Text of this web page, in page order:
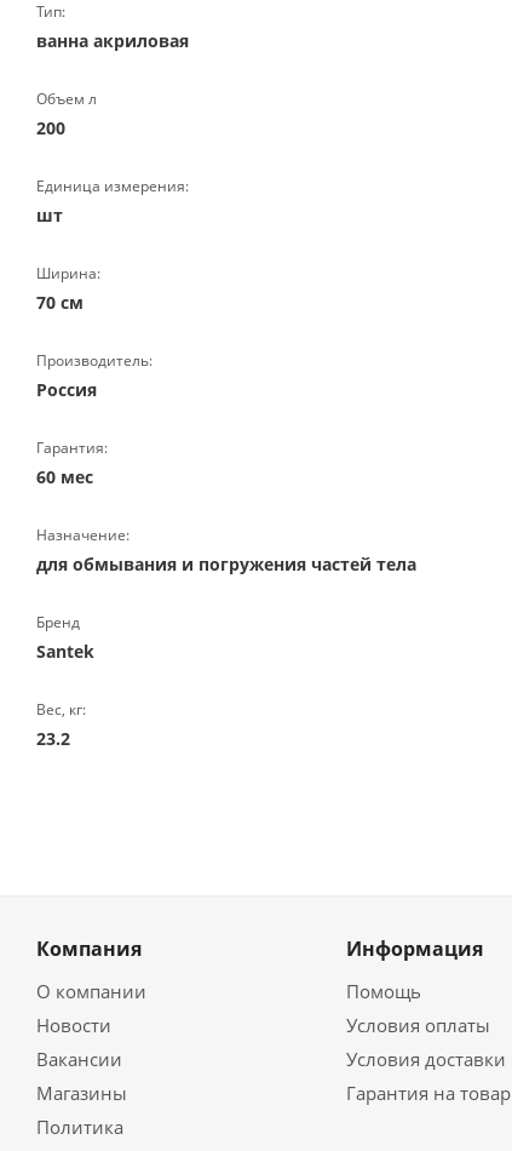
Тип:
ванна акриловая
Объем л
200
Единица измерения:
шт
Ширина:
70 см
Производитель:
Россия
Гарантия:
60 мес
Назначение:
для обмывания и погружения частей тела
Бренд
Santek
Вес, кг:
23.2
Компания
О компании
Новости
Вакансии
Магазины
Политика
Информация
Помощь
Условия оплаты
Условия доставки
Гарантия на товар